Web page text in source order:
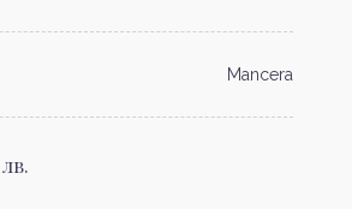
Mancera